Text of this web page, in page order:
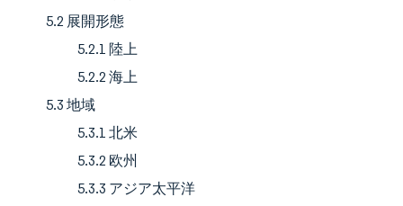
5.2 展開形態
5.2.1 陸上
5.2.2 海上
5.3 地域
5.3.1 北米
5.3.2 欧州
5.3.3 アジア太平洋